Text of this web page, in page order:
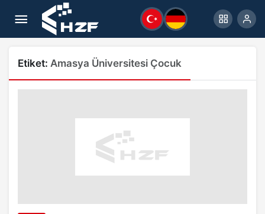
Etiket: Amasya Üniversitesi Çocuk